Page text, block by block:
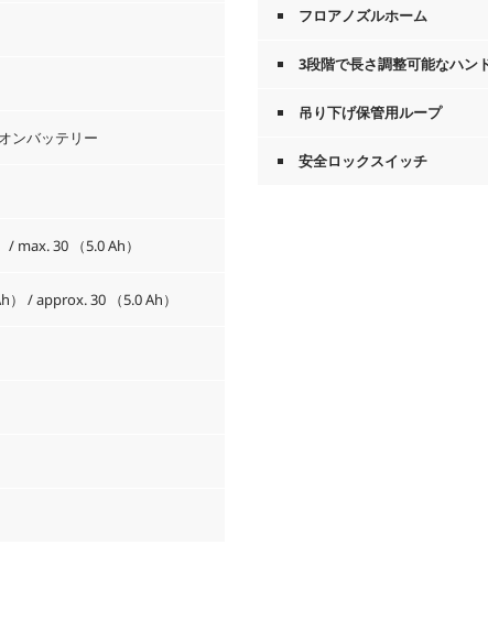
ンバッテリー
max. 30 （5.0 Ah）
） / approx. 30 （5.0 Ah）
フロアノズルホーム
3段階で長さ調整可能なハン
吊り下げ保管用ループ
安全ロックスイッチ